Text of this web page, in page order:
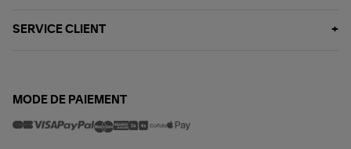
SERVICE CLIENT
MODE DE PAIEMENT